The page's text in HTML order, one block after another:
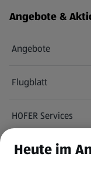
Angebote &
Angebote
Flugblatt
HOFER Services
Newsletter
Heute im